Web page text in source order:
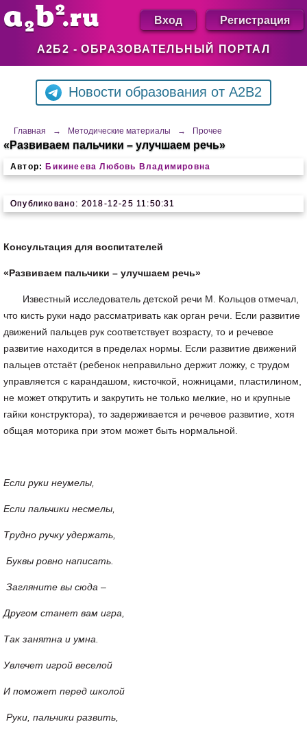
А2Б2 - ОБРАЗОВАТЕЛЬНЫЙ ПОРТАЛ
Вход Регистрация
Новости образования от A2B2
Главная → Методические материалы → Прочее
«Развиваем пальчики – улучшаем речь»
Автор: Бикинеева Любовь Владимировна
Опубликовано: 2018-12-25 11:50:31
Консультация для воспитателей
«Развиваем пальчики – улучшаем речь»
Известный исследователь детской речи М. Кольцов отмечал,
что кисть руки надо рассматривать как орган речи. Если развитие
движений пальцев рук соответствует возрасту, то и речевое
развитие находится в пределах нормы. Если развитие движений
пальцев отстаёт (ребенок неправильно держит ложку, с трудом
управляется с карандашом, кисточкой, ножницами, пластилином,
не может открутить и закрутить не только мелкие, но и крупные
гайки конструктора), то задерживается и речевое развитие, хотя
общая моторика при этом может быть нормальной.
Если руки неумелы,
Если пальчики несмелы,
Трудно ручку удержать,
Буквы ровно написать.
Загляните вы сюда –
Другом станет вам игра,
Так занятна и умна.
Увлечет игрой веселой
И поможет перед школой
Руки, пальчики развить,